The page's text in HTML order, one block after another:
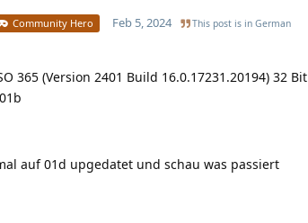
Community Hero Feb 5, 2024 This post is in German
365 (Version 2401 Build 16.0.17231.20194) 32 Bit
auf 01d upgedatet und schau was passiert